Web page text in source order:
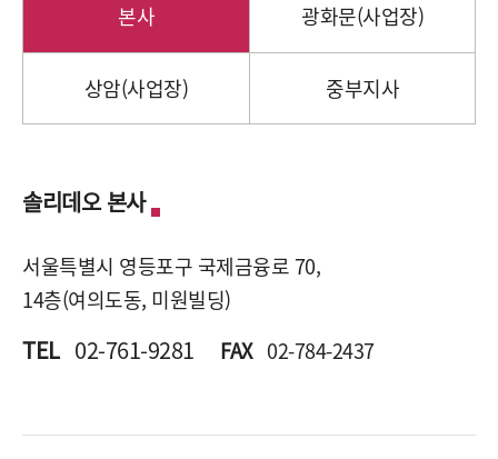
본사 광화문(사업장)
상암(사업장) 중부지사
솔리데오 본사
서울특별시 영등포구 국제금융로 70,
14층(여의도동, 미원빌딩)
TEL 02-761-9281 FAX 02-784-2437